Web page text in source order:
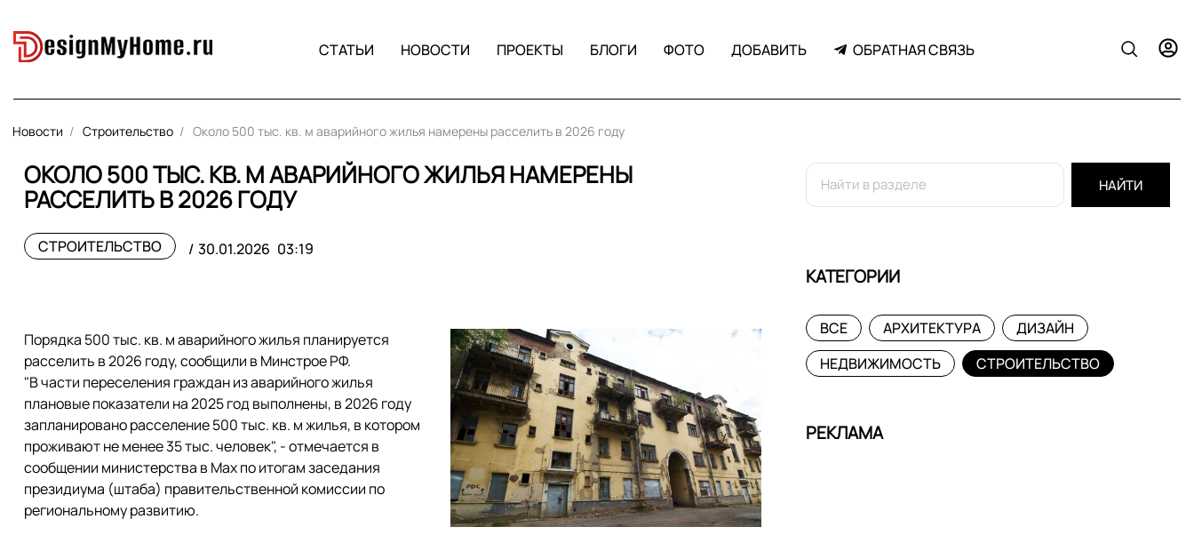
СТАТЬИ НОВОСТИ ПРОЕКТЫ БЛОГИ ФОТО ДОБАВИТЬ ОБРАТНАЯ СВЯЗЬ
Новости Строительство Около 500 тыс. кв. м аварийного жилья намерены расселить в 2026 году
ОКОЛО 500 ТЫС. КВ. М АВАРИЙНОГО ЖИЛЬЯ НАМЕРЕНЫ
РАССЕЛИТЬ В 2026 ГОДУ
СТРОИТЕЛЬСТВО 30.01.2026 03:19
Порядка 500 тыс. кв. м аварийного жилья планируется
расселить в 2026 году, сообщили в Минстрое РФ.
"В части переселения граждан из аварийного жилья
плановые показатели на 2025 год выполнены, в 2026 году
запланировано расселение 500 тыс. кв. м жилья, в котором
проживают не менее 35 тыс. человек", - отмечается в
сообщении министерства в Мах по итогам заседания
президиума (штаба) правительственной комиссии по
региональному развитию.
НАЙТИ
КАТЕГОРИИ
ВСЕ АРХИТЕКТУРА
ДИЗАЙН
НЕДВИЖИМОСТЬ
СТРОИТЕЛЬСТВО
РЕКЛАМА